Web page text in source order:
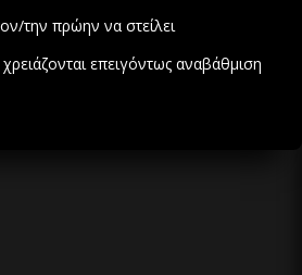
την πρώην να στείλει
επειγόντως αναβάθμιση